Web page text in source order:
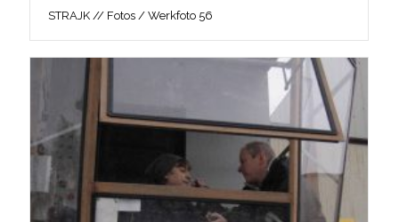
STRAJK // Fotos / Werkfoto 56